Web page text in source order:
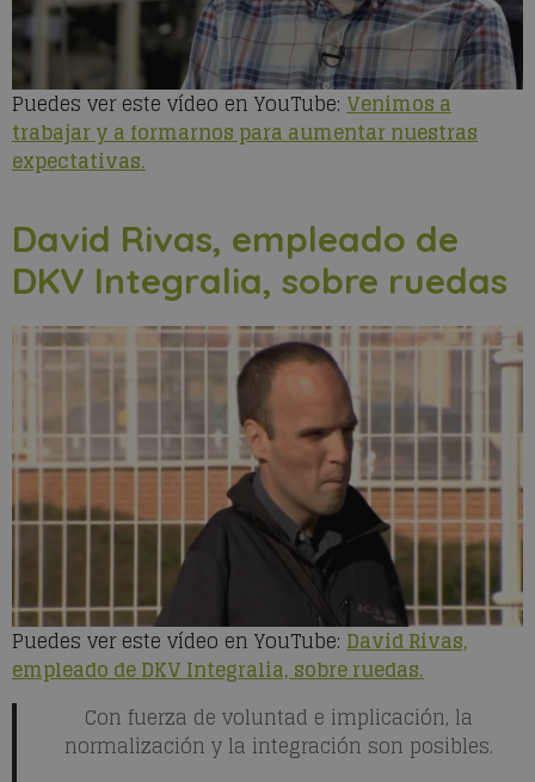
Puedes ver este vídeo en YouTube: Venimos a
trabajar y a formarnos para aumentar nuestras
expectativas.
David Rivas, empleado de
DKV Integralia, sobre ruedas
Puedes ver este vídeo en YouTube: David Rivas,
empleado de DKV Integralia, sobre ruedas.
Con fuerza de voluntad e implicación, la
normalización y la integración son posibles.